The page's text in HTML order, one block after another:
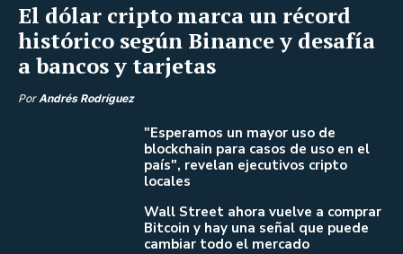
El dólar cripto marca un récord
histórico según Binance y desafía
a bancos y tarjetas
PorAndrés Rodríguez
"Esperamos un mayor uso de
blockchain para casos de uso en el
país", revelan ejecutivos cripto
locales
Wall Street ahora vuelve a comprar
Bitcoin y hay una señal que puede
cambiar todo el mercado